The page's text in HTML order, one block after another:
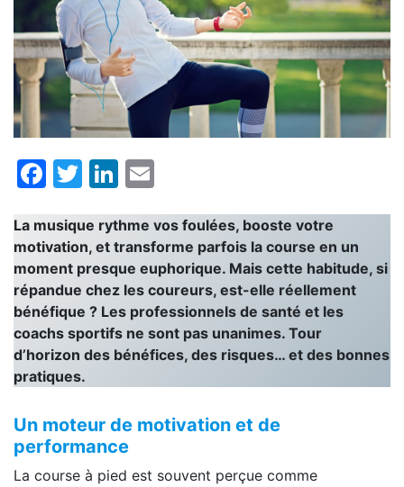
Facebook
TwitterLinkedIn
La musique rythme vos foulées, booste votre
motivation, et transforme parfois la course en un
moment presque euphorique. Mais cette habitude, si
répandue chez les coureurs, est-elle réellement
bénéfique ? Les professionnels de santé et les
coachs sportifs ne sont pas unanimes. Tour
d’horizon des bénéfices, des risques… et des bonnes
pratiques.
Un moteur de motivation et de
performance
La course à pied est souvent perçue comme